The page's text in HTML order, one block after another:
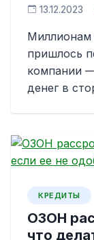
13.12.2023
Миллионам
пришлось
компании
денег в
КРЕДИТЫ
ОЗОН
что